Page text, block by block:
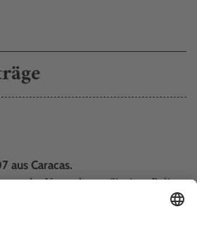
aus Caracas.
Venezolana Simón Bolívar,
Alexis Cárdenas und Ensemble,